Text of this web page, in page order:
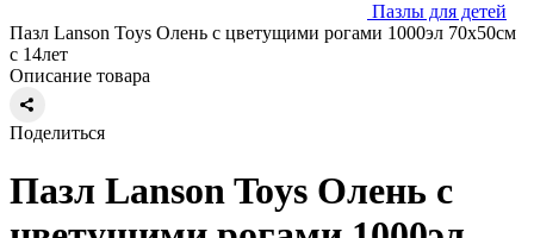
Пазлы для детей
Пазл Lanson Toys Олень с цветущими рогами 1000эл 70х50см
с 14лет
Описание товара
Поделиться
Пазл Lanson Toys Олень с